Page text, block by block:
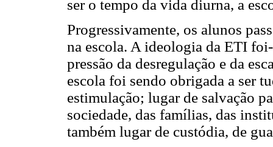
ser o tempo da vida diurna, a
Progressivamente, os alunos
na escola. A ideologia da ETI
pressão da desregulação e da
escola foi sendo obrigada a ser
estimulação; lugar de salvação
sociedade, das famílias, das
também lugar de custódia, de